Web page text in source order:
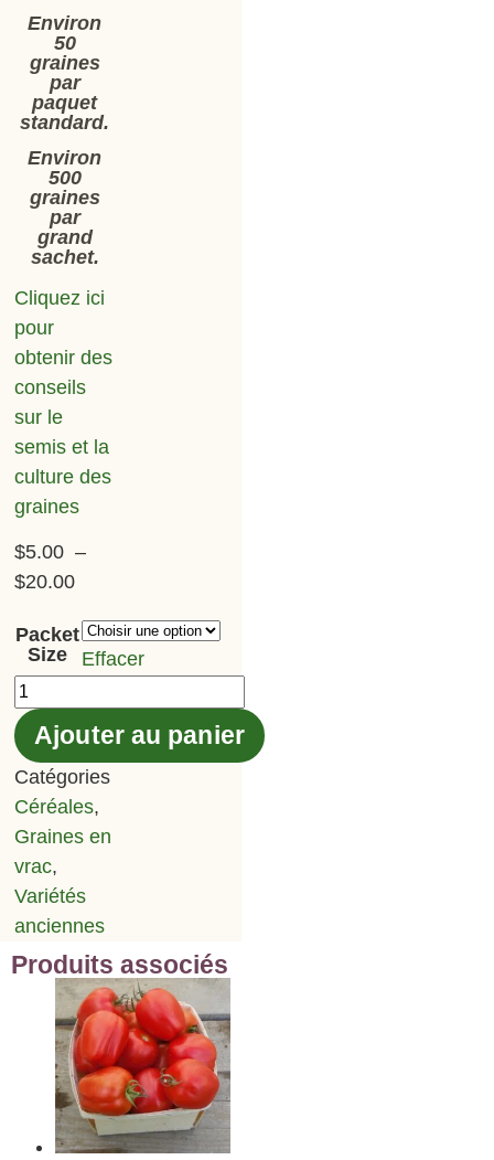
Environ
50
graines
par
paquet
standard.
Environ
500
graines
par
grand
sachet.
Cliquez ici
pour
obtenir des
conseils
sur le
semis et la
culture des
graines
$5.00 –
$20.00
Packet
Size
Effacer
Ajouter au panier
Catégories
Céréales,
Graines en
vrac,
Variétés
anciennes
Produits associés